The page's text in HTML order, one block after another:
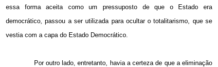
essa forma aceita como um pressuposto de que o Estado era
democrático, passou a ser utilizada para ocultar o totalitarismo, que se
vestia com a capa do Estado Democrático.
Por outro lado, entretanto, havia a certeza de que a eliminação